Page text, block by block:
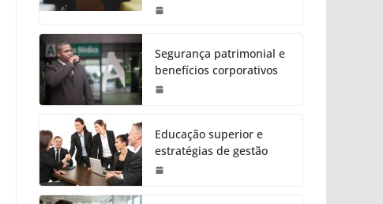
Segurança patrimonial e
benefícios corporativos
Educação superior e
estratégias de gestão